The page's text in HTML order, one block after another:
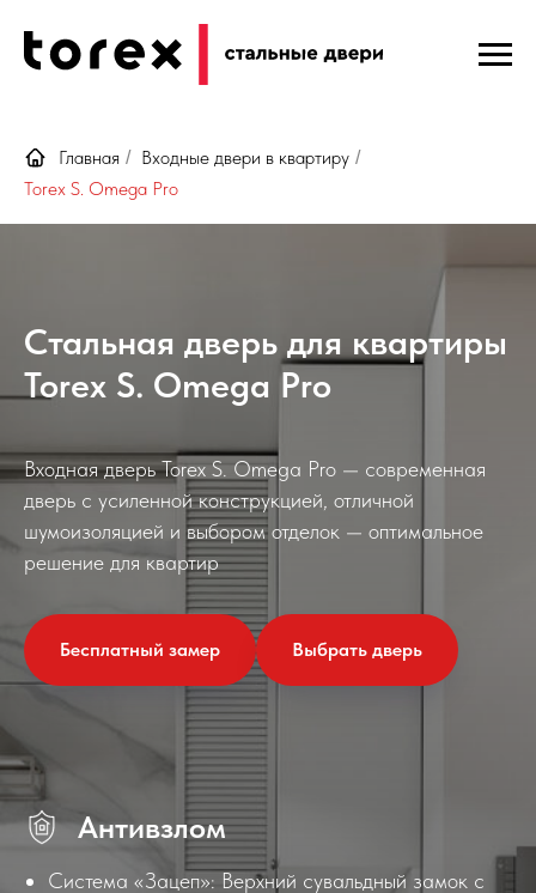
Главная / Входные двери в квартиру /
Torex S. Omega Pro
Стальная дверь для квартиры
Torex S. Omega Pro
Входная дверь Torex S. Omega Pro — современная
дверь с усиленной конструкцией, отличной
шумоизоляцией и выбором отделок — оптимальное
решение для квартир
Бесплатный замер Выбрать дверь
Антивзлом
Система «Зацеп»: Верхний сувальдный замок с